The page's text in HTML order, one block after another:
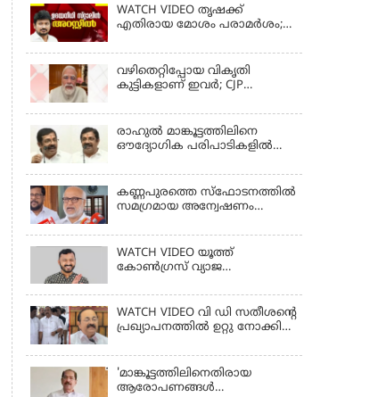
WATCH VIDEO തൃഷക്ക്
എതിരായ മോശം പരാമര്‍ശം;
വഴിതെറ്റിപ്പോയ വികൃതി
കുട്ടികളാണ് ഇവര്‍; CJP
അധിക്ഷേപ പരാമര്‍ശങ്ങളിൽ
മോദി
രാഹുല്‍ മാങ്കൂട്ടത്തിലിനെ
ഔദ്യോഗിക പരിപാടികളില്‍
കൃഷ്ണകുമാര്‍
കണ്ണപുരത്തെ സ്‌ഫോടനത്തില്‍
സമഗ്രമായ അന്വേഷണം
WATCH VIDEO യൂത്ത്
കോൺഗ്രസ് വ്യാജ
രാഹുൽ മാങ്കൂട്ടത്തിലിനെ
ചോദ്യം ചെയ്യും
WATCH VIDEO വി ഡി സതീശൻ്റെ
പ്രഖ്യാപനത്തിൽ ഉറ്റു നോക്കി
'മാങ്കൂട്ടത്തിലിനെതിരായ
ആരോപണങ്ങള്‍